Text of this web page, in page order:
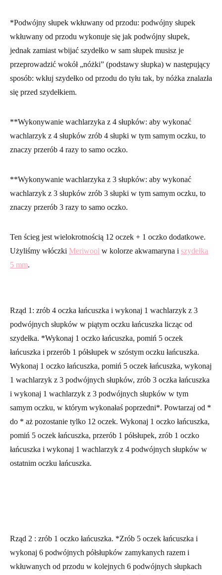
*Podwójny słupek wkłuwany od przodu: podwójny słupek
wkłuwany od przodu wykonuje się jak podwójny słupek,
jednak zamiast wbijać szydełko w sam słupek musisz je
przeprowadzić wokół „nóżki” (podstawy słupka) w następujący
sposób: wkłuj szydełko od przodu do tyłu tak, by nóżka znalazła
się przed szydełkiem.
**Wykonywanie wachlarzyka z 4 słupków: aby wykonać
wachlarzyk z 4 słupków zrób 4 słupki w tym samym oczku, to
znaczy przerób 4 razy to samo oczko.
**Wykonywanie wachlarzyka z 3 słupków: aby wykonać
wachlarzyk z 3 słupków zrób 3 słupki w tym samym oczku, to
znaczy przerób 3 razy to samo oczko.
Ten ścieg jest wielokrotnością 12 oczek + 1 oczko dodatkowe.
Użyliśmy włóczki Meriwool w kolorze akwamaryna i szydełka
5 mm.
Rząd 1: zrób 4 oczka łańcuszka i wykonaj 1 wachlarzyk z 3
podwójnych słupków w piątym oczku łańcuszka licząc od
szydełka. *Wykonaj 1 oczko łańcuszka, pomiń 5 oczek
łańcuszka i przerób 1 półsłupek w szóstym oczku łańcuszka.
Wykonaj 1 oczko łańcuszka, pomiń 5 oczek łańcuszka, wykonaj
1 wachlarzyk z 3 podwójnych słupków, zrób 3 oczka łańcuszka
i wykonaj 1 wachlarzyk z 3 podwójnych słupków w tym
samym oczku, w którym wykonałaś poprzedni*. Powtarzaj od *
do * aż pozostanie tylko 12 oczek. Wykonaj 1 oczko łańcuszka,
pomiń 5 oczek łańcuszka, przerób 1 półsłupek, zrób 1 oczko
łańcuszka i wykonaj 1 wachlarzyk z 4 podwójnych słupków w
ostatnim oczku łańcuszka.
Rząd 2 : zrób 1 oczko łańcuszka. *Zrób 5 oczek łańcuszka i
wykonaj 6 podwójnych półsłupków zamykanych razem i
wkłuwanych od przodu w kolejnych 6 podwójnych słupkach